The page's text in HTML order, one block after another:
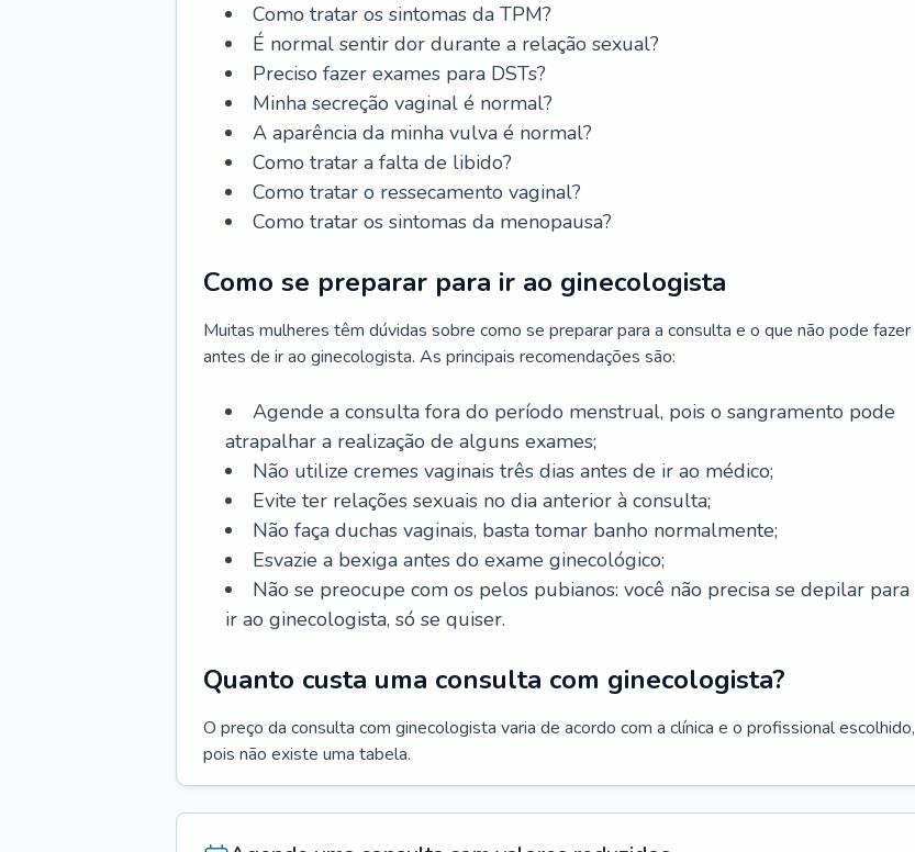
Como tratar os sintomas da TPM?
É normal sentir dor durante a relação sexual?
Preciso fazer exames para DSTs?
Minha secreção vaginal é normal?
A aparência da minha vulva é normal?
Como tratar a falta de libido?
Como tratar o ressecamento vaginal?
Como tratar os sintomas da menopausa?
Como se preparar para ir ao ginecologista
Muitas mulheres têm dúvidas sobre como se preparar para a consulta e o que não pode fazer
antes de ir ao ginecologista. As principais recomendações são:
Agende a consulta fora do período menstrual, pois o sangramento pode
atrapalhar a realização de alguns exames;
Não utilize cremes vaginais três dias antes de ir ao médico;
Evite ter relações sexuais no dia anterior à consulta;
Não faça duchas vaginais, basta tomar banho normalmente;
Esvazie a bexiga antes do exame ginecológico;
Não se preocupe com os pelos pubianos: você não precisa se depilar para
ir ao ginecologista, só se quiser.
Quanto custa uma consulta com ginecologista?
O preço da consulta com ginecologista varia de acordo com a clínica e o profissional escolhido,
pois não existe uma tabela.